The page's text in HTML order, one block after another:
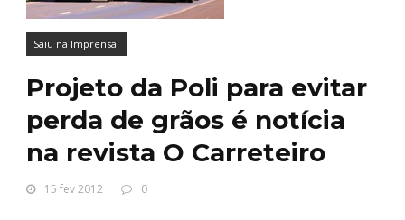
Saiu na Imprensa
Projeto da Poli para evitar
perda de grãos é notícia
na revista O Carreteiro
15 fev 2012 0